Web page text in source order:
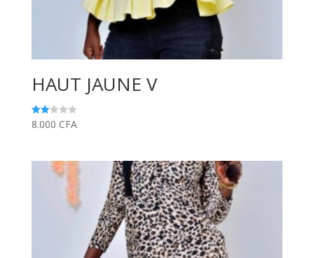
HAUT JAUNE V
Note
2.00
8.000 CFA